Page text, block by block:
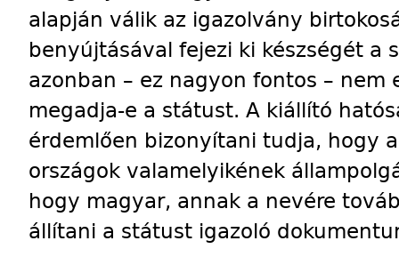
alapján válik az igazolvány
benyújtásával fejezi ki készségét a
azonban – ez nagyon fontos –
megadja-e a státust. A kiállító
érdemlően bizonyítani tudja, hogy
országok valamelyikének
hogy magyar, annak a nevére
állítani a státust igazoló